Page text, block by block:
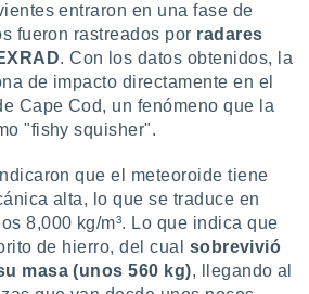
entraron en una fase de
fueron rastreados por radares
. Con los datos obtenidos, la
de impacto directamente en el
Cape Cod, un fenómeno que la
"fishy squisher".
que el meteoroide tiene
alta, lo que se traduce en
8,000 kg/m³. Lo que indica que
de hierro, del cual sobrevivió
masa (unos 560 kg), llegando al